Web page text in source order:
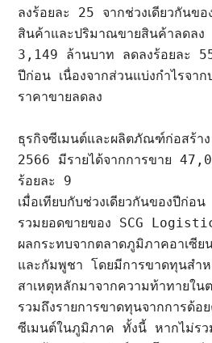
ลงร้อยละ 25 จากช่วงเดียวกันขอ
สินค้าและปริมาณขายสินค้าลดลง
3,149 ล้านบาท ลดลงร้อยละ
ปีก่อน เนื่องจากส่วนแบ่งกำไรจา
ราคาขายลดลง
ธุรกิจซีเมนต์และผลิตภัณฑ์ก่อสร้
2566 มีรายได้จากการขาย
ร้อยละ 9
เมื่อเทียบกับช่วงเดียวกันของปีก่อ
รวมยอดขายของ SCG
ผลกระทบจากตลาดภูมิภาคอาเซีย
และกัมพูชา โดยมีการขาดทุนสำ
สาเหตุหลักมาจากความท้าทายใน
รวมถึงรายการขาดทุนจากการด้อ
ซีเมนต์ในภูมิภาค ทั้งนี้ หากไม่รว